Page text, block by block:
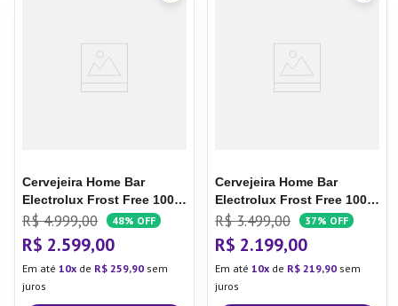
Cervejeira Home Bar
Electrolux Frost Free 100L
com Torre de Chopp e
Porta de Vidro Preta
(EB10C) 220V
R$ 4.999,00 48% OFF
R$ 2.599,00
Em até 10 de R$ 259,90 sem
juros
Cervejeira Home Bar
Electrolux Frost Free 100L
Porta de Vidro Preta
(EB100)
R$ 3.499,00 37% OFF
R$ 2.199,00
Em até 10 de R$ 219,90 sem
juros
Aparelho Jantar
Xicara